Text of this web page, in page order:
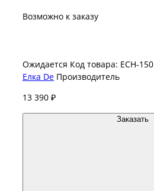
Возможно к заказу
Ожидается Код товара: ЕСН-150
Елка De Производитель
13 390 ₽
Заказать